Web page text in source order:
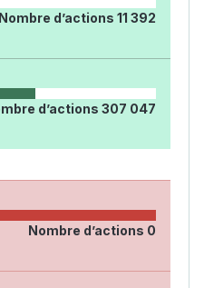
Nombre d’actions 11 392
d’actions 307 047
Nombre d’actions 0